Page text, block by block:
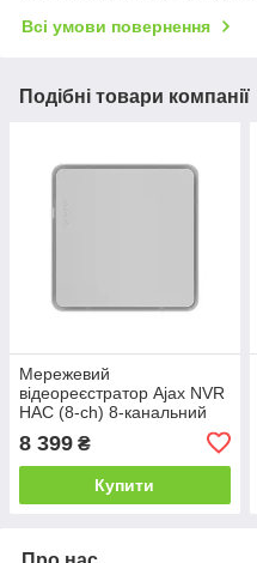
Всі умови повернення
Подібні товари компанії
Мережевий
відеореєстратор Ajax NVR
HAC (8-ch) 8-канальний
8 399 ₴
Купити